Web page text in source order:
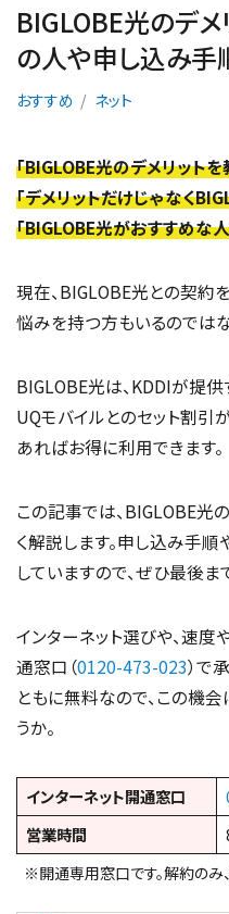
BIGLOBE光のデメ
の人や申し込み手
おすすめ ネット
「BIGLOBE光のデメリットを
「デメリットだけじゃなく
「BIGLOBE光がおすすめな
現在、BIGLOBE光との契約
悩みを持つ方もいるのではな
BIGLOBE光は、KDDIが提
UQモバイルとのセット割引
あればお得に利用できます。
この記事では、BIGLOBE光
く解説します。申し込み手
していますので、ぜひ最後ま
インターネット選びや、速度
通窓口（0120-473-023）で
ともに無料なので、この機
うか。
インターネット開通窓口
営業時間
※開通専用窓口です。解約のみ